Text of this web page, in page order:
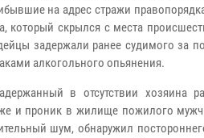
на адрес стражи
который скрылся с места
задержали ранее судимого за
алкогольного опьянения.
в отсутствии хозяина
и проник в жилище пожилого
шум, обнаружил